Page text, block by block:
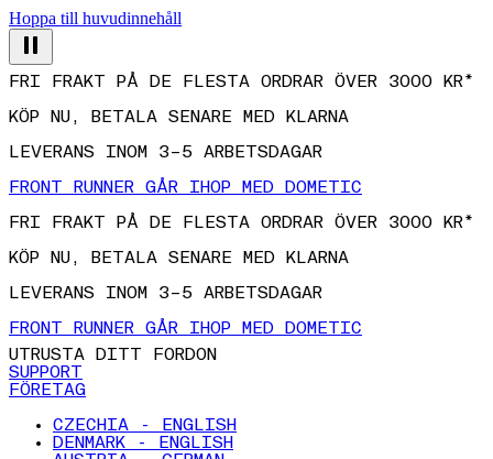
Hoppa till huvudinnehåll
FRI FRAKT PÅ DE FLESTA ORDRAR ÖVER 3000 KR*
KÖP NU, BETALA SENARE MED KLARNA
LEVERANS INOM 3–5 ARBETSDAGAR
FRONT RUNNER GÅR IHOP MED DOMETIC
FRI FRAKT PÅ DE FLESTA ORDRAR ÖVER 3000 KR*
KÖP NU, BETALA SENARE MED KLARNA
LEVERANS INOM 3–5 ARBETSDAGAR
FRONT RUNNER GÅR IHOP MED DOMETIC
UTRUSTA DITT FORDON
SUPPORT
FÖRETAG
CZECHIA - ENGLISH
DENMARK - ENGLISH